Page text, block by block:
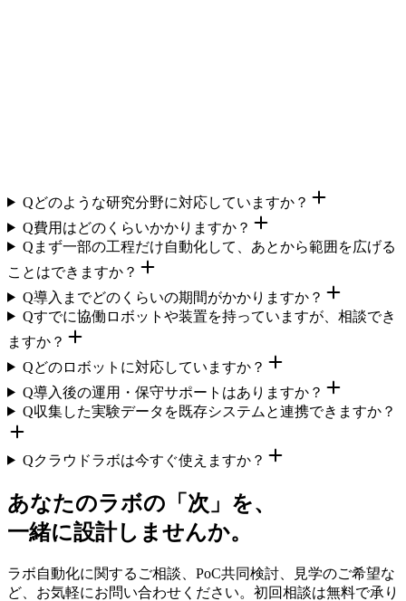
Qどのような研究分野に対応していますか？
Q費用はどのくらいかかりますか？
Q まず一部の工程だけ自動化して、あとから範囲を広げる
ことはできますか？
Q導入までどのくらいの期間がかかりますか？
Qすでに協働ロボットや装置を持っていますが、相談でき
ますか？
Qどのロボットに対応していますか？
Q導入後の運用・保守サポートはありますか？
Q収集した実験データを既存システムと連携できますか？
Qクラウドラボは今すぐ使えますか？
あなたのラボの「次」を、
一緒に設計しませんか。
ラボ自動化に関するご相談、PoC共同検討、見学のご希望な
ど、お気軽にお問い合わせください。初回相談は無料で承り